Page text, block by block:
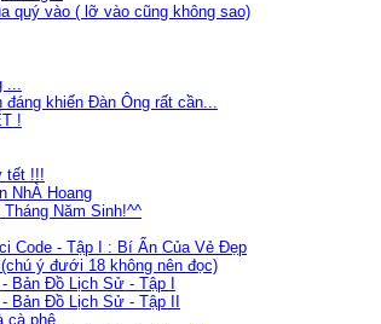
quý vào ( lỡ vào cũng không sao)
đáng khiến Đàn Ông rất cần...
!
tết !!!
NhÀ Hoang
Năm Sinh!^^
Code - Tập I : Bí Ẩn Của Vẻ Đẹp
ý đưới 18 không nên đọc)
Bản Đồ Lịch Sử - Tập I
Bản Đồ Lịch Sử - Tập II
cà phê